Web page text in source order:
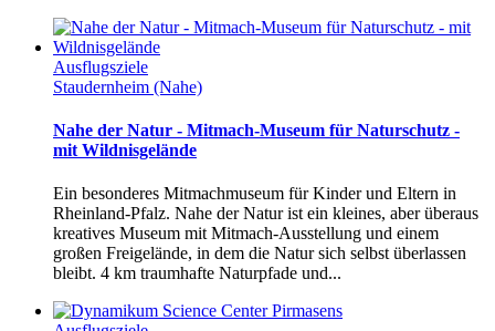
Ausflugsziele
Staudernheim (Nahe)
Nahe der Natur - Mitmach-Museum für Naturschutz -
mit Wildnisgelände
Ein besonderes Mitmachmuseum für Kinder und Eltern in
Rheinland-Pfalz. Nahe der Natur ist ein kleines, aber überaus
kreatives Museum mit Mitmach-Ausstellung und einem
großen Freigelände, in dem die Natur sich selbst überlassen
bleibt. 4 km traumhafte Naturpfade und...